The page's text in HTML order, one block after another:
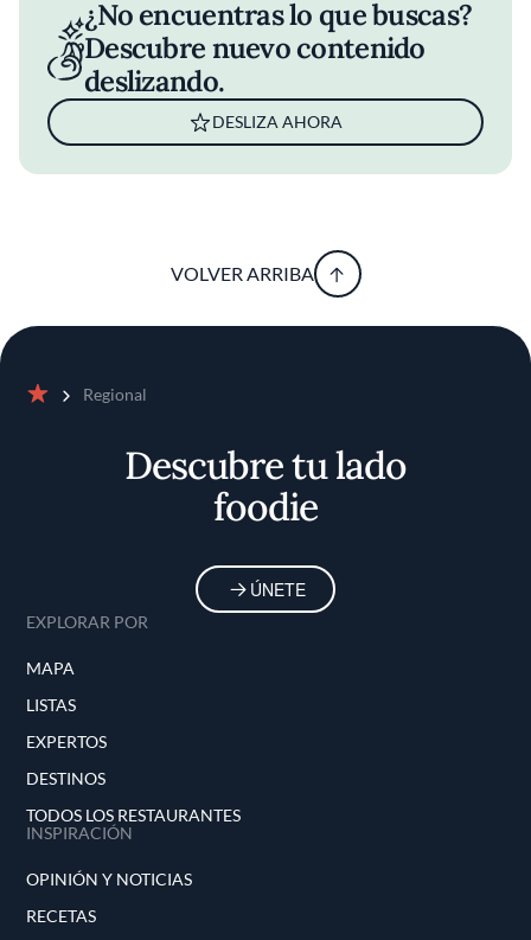
¿No encuentras lo que buscas?
Descubre nuevo contenido
deslizando.
DESLIZA AHORA
VOLVER ARRIBA
Regional
Descubre tu lado
foodie
ÚNETE
EXPLORAR POR
MAPA
LISTAS
EXPERTOS
DESTINOS
TODOS LOS RESTAURANTES
INSPIRACIÓN
OPINIÓN Y NOTICIAS
RECETAS